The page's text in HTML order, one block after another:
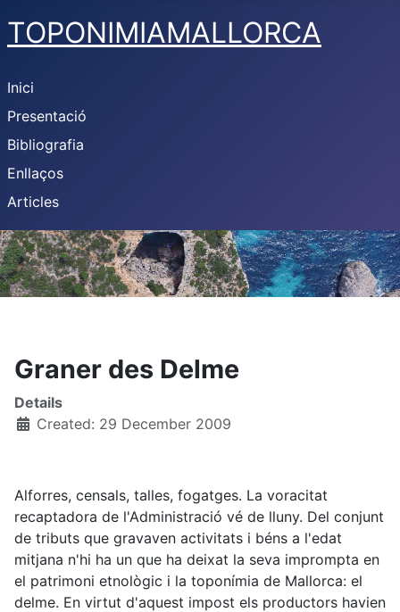
TOPONIMIAMALLORCA
Inici
Presentació
Bibliografia
Enllaços
Articles
Graner des Delme
Details
Created: 29 December 2009
Alforres, censals, talles, fogatges. La voracitat
recaptadora de l'Administració vé de lluny. Del conjunt
de tributs que gravaven activitats i béns a l'edat
mitjana n'hi ha un que ha deixat la seva imprompta en
el patrimoni etnològic i la toponímia de Mallorca: el
delme. En virtut d'aquest impost els productors havien